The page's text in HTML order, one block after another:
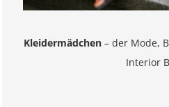
Kleidermädchen – der Mode,
Interior